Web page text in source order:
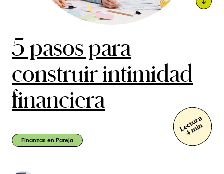
5 pasos para
construir intimidad
financiera
Lectura
4 min
Finanzas en Pareja